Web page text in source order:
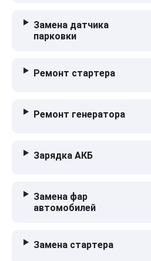
Замена датчика
парковки
Ремонт стартера
Ремонт генератора
Зарядка АКБ
Замена фар
автомобилей
Замена стартера